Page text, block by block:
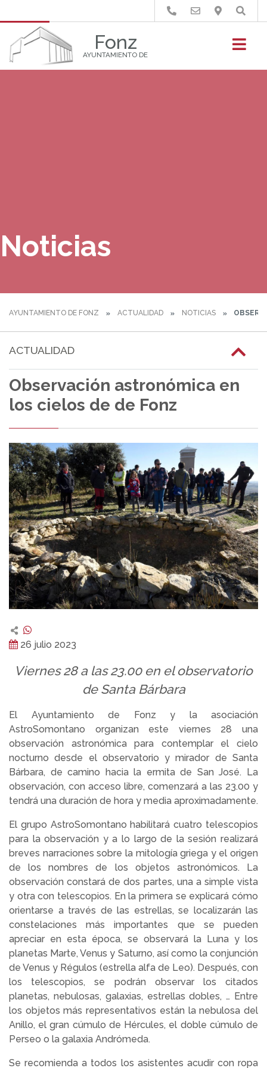
Fonz
AYUNTAMIENTO DE
Buscar
Noticias
AYUNTAMIENTO DE FONZ ACTUALIDAD NOTICIAS
ACTUALIDAD
Observación astronómica en
los cielos de de Fonz
26 julio 2023
Viernes 28 a las 23.00 en el observatorio
de Santa Bárbara
El Ayuntamiento de Fonz y la asociación
AstroSomontano organizan este viernes 28 una
observación astronómica para contemplar el cielo
nocturno desde el observatorio y mirador de Santa
Bárbara, de camino hacia la ermita de San José. La
observación, con acceso libre, comenzará a las 23.00 y
tendrá una duración de hora y media aproximadamente.
El grupo AstroSomontano habilitará cuatro telescopios
para la observación y a lo largo de la sesión realizará
breves narraciones sobre la mitología griega y el origen
de los nombres de los objetos astronómicos. La
observación constará de dos partes, una a simple vista
y otra con telescopios. En la primera se explicará cómo
orientarse a través de las estrellas, se localizarán las
constelaciones más importantes que se pueden
apreciar en esta época, se observará la Luna y los
planetas Marte, Venus y Saturno, así como la conjunción
de Venus y Régulos (estrella alfa de Leo). Después, con
los telescopios, se podrán observar los citados
planetas, nebulosas, galaxias, estrellas dobles, … Entre
los objetos más representativos están la nebulosa del
Anillo, el gran cúmulo de Hércules, el doble cúmulo de
Perseo o la galaxia Andrómeda.
Se recomienda a todos los asistentes acudir con ropa